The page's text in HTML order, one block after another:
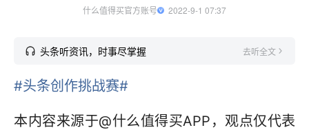
什么值得买官方账号
  2022-9-1 07:37
头条听资讯，时事尽掌握 去听全文
#头条创作挑战赛#
本内容来源于@什么值得买APP，观点仅代表